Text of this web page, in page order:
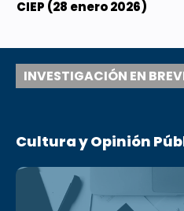
CIEP (28 enero 2026)
INVESTIGACIÓN EN
Cultura y Opinión